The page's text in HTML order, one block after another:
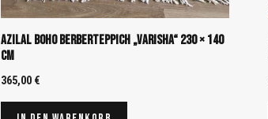
Azilal Boho Berberteppich „Varisha“ 230 × 140
cm
365,00 €